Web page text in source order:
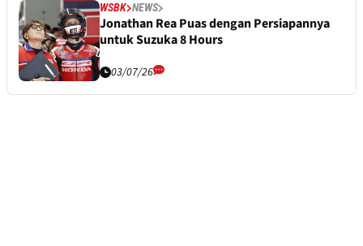
WSBK NEWS
Jonathan Rea Puas dengan Persiapannya
untuk Suzuka 8 Hours
03/07/26